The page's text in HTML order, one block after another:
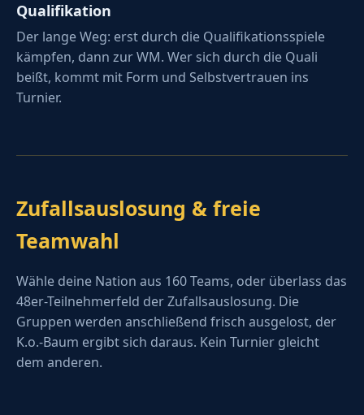
Qualifikation
Der lange Weg: erst durch die Qualifikationsspiele
kämpfen, dann zur WM. Wer sich durch die Quali
beißt, kommt mit Form und Selbstvertrauen ins
Turnier.
Zufallsauslosung & freie
Teamwahl
Wähle deine Nation aus 160 Teams, oder überlass das
48er-Teilnehmerfeld der Zufallsauslosung. Die
Gruppen werden anschließend frisch ausgelost, der
K.o.-Baum ergibt sich daraus. Kein Turnier gleicht
dem anderen.